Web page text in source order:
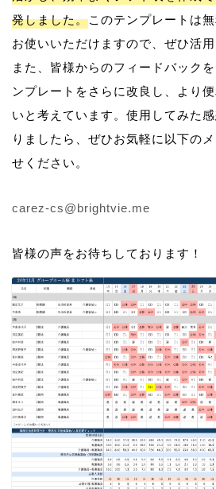
発しました。このテンプレートは
お使いいただけますので、ぜひ活用
また、皆様からのフィードバック
ンプレートをさらに改良し、より
いと考えています。使用してみた
りましたら、ぜひお気軽に以下の
せください。
carez-cs@brightvie.me
皆様の声をお待ちしております！